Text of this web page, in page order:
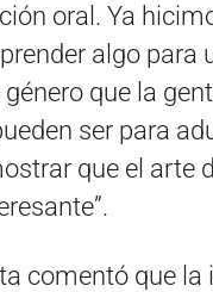
oral. Ya
algo para
que la
ser para
que el arte
comentó que la